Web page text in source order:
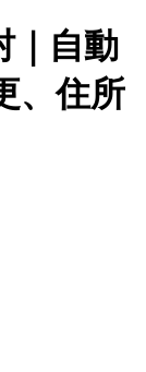
｜自動
、住所